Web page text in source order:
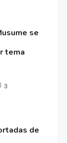
se
tema
3
de